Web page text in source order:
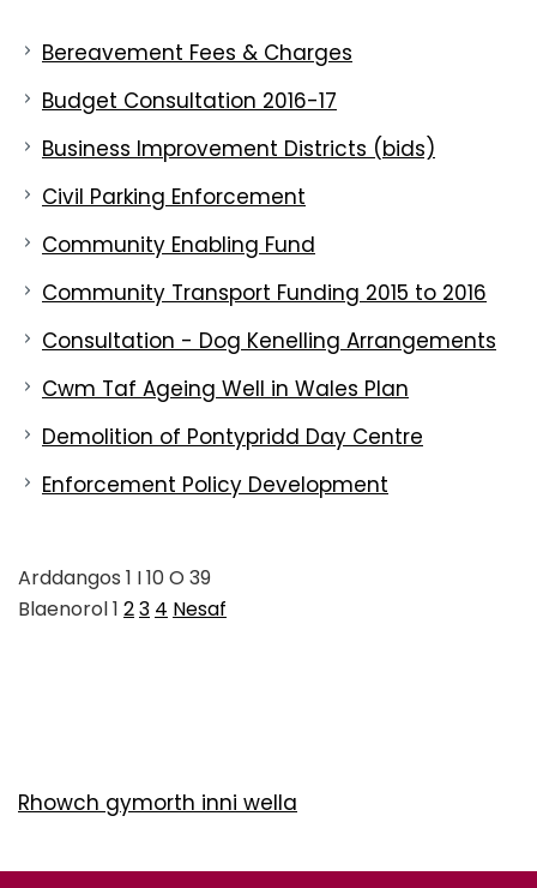
Bereavement Fees & Charges
Budget Consultation 2016-17
Business Improvement Districts (bids)
Civil Parking Enforcement
Community Enabling Fund
Community Transport Funding 2015 to 2016
Consultation - Dog Kenelling Arrangements
Cwm Taf Ageing Well in Wales Plan
Demolition of Pontypridd Day Centre
Enforcement Policy Development
Arddangos 1 I10O 39
Blaenorol1 23 4 Nesaf
Rhowch gymorth inni wella